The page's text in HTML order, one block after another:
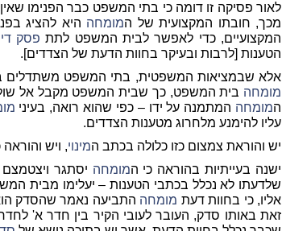
לאור פסיקה זו דומה כי בתי המשפט כבר הפנימו
מכך, חובתו המקצועית של המומחה היא להציג
המקצועיים, כדי לאפשר לבית המשפט לתת פסק
הטענות [לרבות ובעיקר בחוות הדעת של הצדדים].
אלא שבמציאות המשפטית, בתי המשפט משתדלים
מומחה בית המשפט, כך שבית המשפט מקבל אל
המומחה המתמנה על ידו – כפי שהוא רואה, בעיני
עליו להימנע מלחרוג מטענות הצדדים.
יש והוראת צמצום כזו כלולה בכתב המינוי, ויש והוראה
ישנה בעייתיות בהוראה כי המומחה יסתגר
שלדעתו לא נכלל בכתבי הטענות – יעלימו מבית
אליו, כי בחוות דעת מומחה התביעה נאמר שהסדק
זאת באותו סדק, העובר לעובי הקיר בין חדר א'